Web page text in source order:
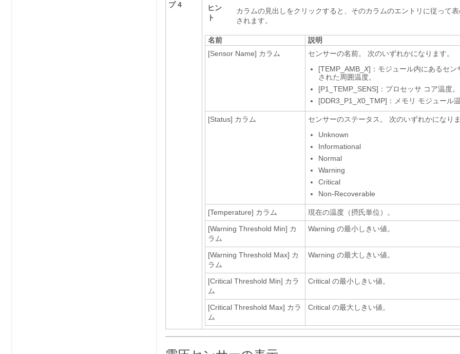
プ 4
ヒン
ト
カラムの見出しをクリックすると、そのカラムのエントリに従って
されます。
名前
説明
[Sensor Name] カラム
センサーの名前。 次のいずれかになります。
[TEMP_AMB_ X]：モジュール内にあるセン
された周囲温度。
[P1_TEMP_SENS]：プロセッサ コア温度。
[DDR3_P1_ X0_TMP]：メモリ モジュール
[Status] カラム
センサーのステータス。 次のいずれかになり
Unknown
Informational
Normal
Warning
Critical
Non-Recoverable
[Temperature] カラム
現在の温度（摂氏単位）。
[Warning Threshold Min] カ
ラム
Warning の最小しきい値。
[Warning Threshold Max] カ
ラム
Warning の最大しきい値。
[Critical Threshold Min] カラ
ム
Critical の最小しきい値。
[Critical Threshold Max] カラ
ム
Critical の最大しきい値。